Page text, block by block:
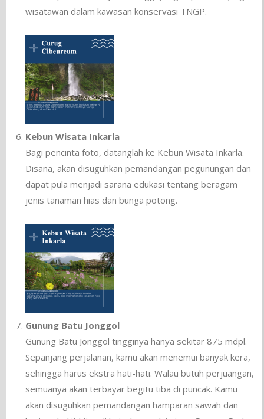
wisatawan dalam kawasan konservasi TNGP.
Kebun Wisata Inkarla
Bagi pencinta foto, datanglah ke Kebun Wisata Inkarla.
Disana, akan disuguhkan pemandangan pegunungan dan
dapat pula menjadi sarana edukasi tentang beragam
jenis tanaman hias dan bunga potong.
Gunung Batu Jonggol
Gunung Batu Jonggol tingginya hanya sekitar 875 mdpl.
Sepanjang perjalanan, kamu akan menemui banyak kera,
sehingga harus ekstra hati-hati. Walau butuh perjuangan,
semuanya akan terbayar begitu tiba di puncak. Kamu
akan disuguhkan pemandangan hamparan sawah dan